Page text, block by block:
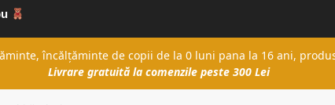
încălțăminte de copii de la 0 luni pana la 16 ani,
Livrare gratuită la comenzile peste 300 Lei